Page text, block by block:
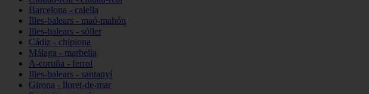
Barcelona - calella
Illes-balears - maó-mahón
Illes-balears - sóller
Cádiz - chipiona
Málaga - marbella
A-coruña - ferrol
Illes-balears - santanyí
Girona - lloret-de-mar